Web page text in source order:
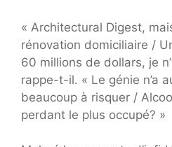
« Architectural Digest,
rénovation domiciliaire /
60 millions de dollars, je
rappe-t-il. « Le génie n’a
beaucoup à risquer /
perdant le plus occupé? »